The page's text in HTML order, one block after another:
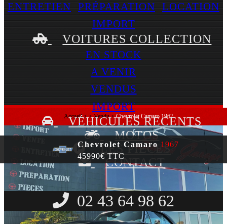
ENTRETIEN PRÉPARATION
LOCATION
IMPORT
VOITURES COLLECTION
EN STOCK
A VENIR
VENDUS
IMPORT
VÉHICULES RECENTS
MOTOS
LES PIÈCES
CONTACT
02 43 64 98 62
Accueil >>Vendu >Chevrolet Camaro 1967
Chevrolet Camaro 1967
45990€ TTC